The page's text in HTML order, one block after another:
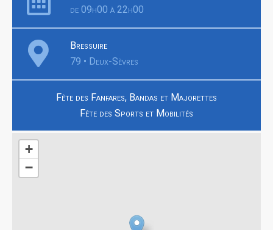
de 09h00 à 22h00
Bressuire
79 • Deux-Sèvres
Fête des Fanfares, Bandas et Majorettes
Fête des Sports et Mobilités
+
−